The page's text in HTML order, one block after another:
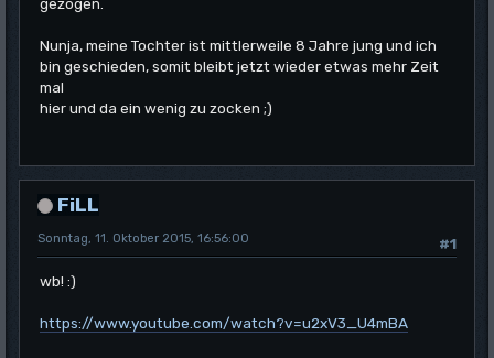
Nunja, meine Tochter ist mittlerweile 8 Jahre jung und ich
bin geschieden, somit bleibt jetzt wieder etwas mehr Zeit
mal
hier und da ein wenig zu zocken ;)
FiLL
#1
Sonntag, 11. Oktober 2015, 16:56:00
wb! :)
https://www.youtube.com/watch?v=u2xV3_U4mBA